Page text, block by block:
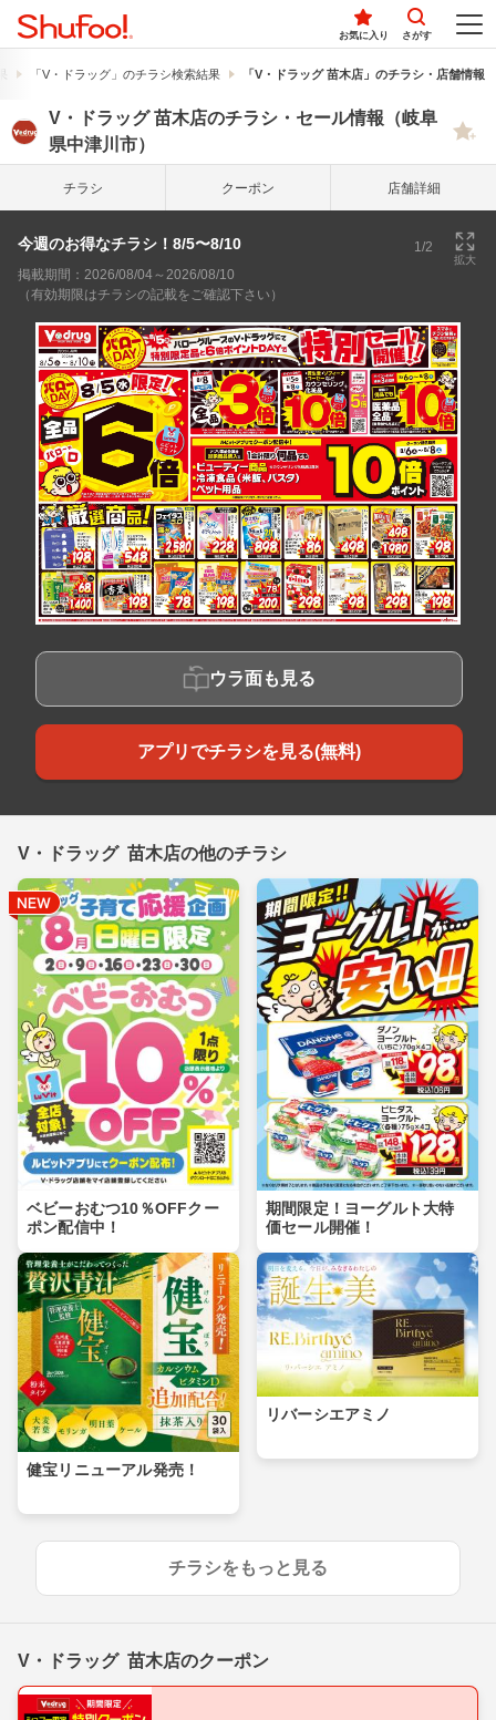
お気に入り さがす
「V・ドラッグ」のチラシ検索結果 「V・ドラッグ 苗木店」のチラシ・店舗情報
V・ドラッグ 苗木店のチラシ・セール情報（岐阜
県中津川市）
チラシ クーポン 店舗詳細
今週のお得なチラシ！8/5〜8/10 1/2
拡大
掲載期間：2026/08/04～2026/08/10
（有効期限はチラシの記載をご確認下さい）
ウラ面も見る
アプリでチラシを見る(無料)
V・ドラッグ 苗木店の他のチラシ
ベビーおむつ10％OFFクー
ポン配信中！
期間限定！ヨーグルト大特
価セール開催！
健宝リニューアル発売！
リバーシエアミノ
チラシをもっと見る
V・ドラッグ 苗木店のクーポン